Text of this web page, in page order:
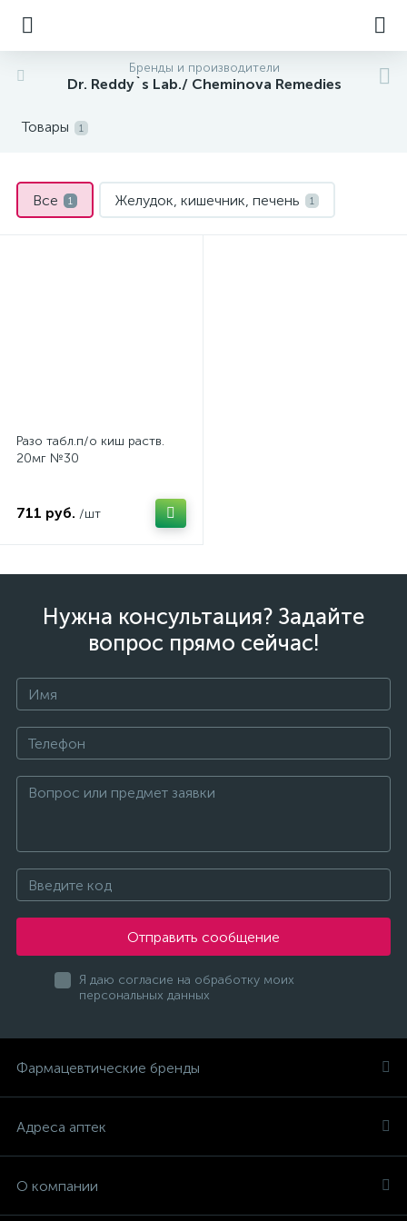
Бренды и производители
Dr. Reddy`s Lab./ Cheminova Remedies
Товары 1
Все 1 Желудок, кишечник, печень 1
Разо табл.п/о киш раств.
20мг №30
711 руб. /шт
Нужна консультация? Задайте
вопрос прямо сейчас!
Отправить сообщение
Я даю согласие на обработку моих
персональных данных
Фармацевтические бренды
Адреса аптек
О компании